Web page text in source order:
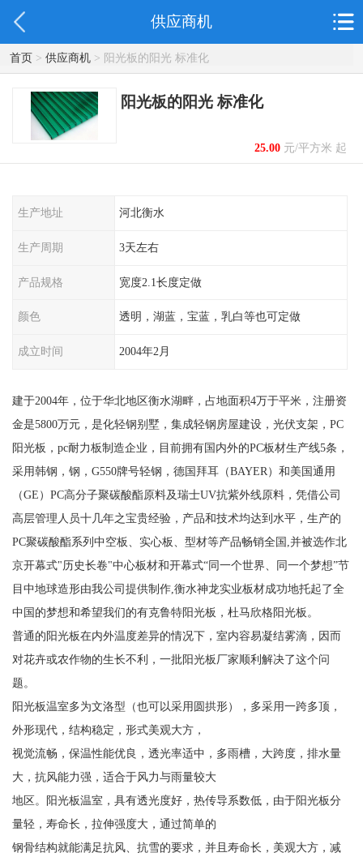
供应商机
首页> 供应商机> 阳光板的阳光 标准化
阳光板的阳光 标准化
25.00元/平方米 起
生产地址 河北衡水
生产周期 3天左右
产品规格 宽度2.1长度定做
颜色 透明，湖蓝，宝蓝，乳白等也可定做
成立时间 2004年2月
建于2004年，位于华北地区衡水湖畔，占地面积4万于平米，注册资
金是5800万元，是化轻钢别墅，集成轻钢房屋建设，光伏支架，PC
阳光板，pc耐力板制造企业，目前拥有国内外的PC板材生产线5条，
采用韩钢，钢，G550牌号轻钢，德国拜耳（BAYER）和美国通用
（GE）PC高分子聚碳酸酯原料及瑞士UV抗紫外线原料，凭借公司
高层管理人员十几年之宝贵经验，产品和技术均达到水平，生产的
PC聚碳酸酯系列中空板、实心板、型材等产品畅销全国,并被选作北
京开幕式"历史长卷"中心板材和开幕式“同一个世界、同一个梦想”节
目中地球造形由我公司提供制作,衡水神龙实业板材成功地托起了全
中国的梦想和希望我们的有克鲁特阳光板，杜马欣格阳光板。
普通的阳光板在内外温度差异的情况下，室内容易凝结雾滴，因而
对花卉或农作物的生长不利，一批阳光板厂家顺利解决了这个问
题。
阳光板温室多为文洛型（也可以采用圆拱形），多采用一跨多顶，
外形现代，结构稳定，形式美观大方，
视觉流畅，保温性能优良，透光率适中，多雨槽，大跨度，排水量
大，抗风能力强，适合于风力与雨量较大
地区。阳光板温室，具有透光度好，热传导系数低，由于阳光板分
量轻，寿命长，拉伸强度大，通过简单的
钢骨结构就能满足抗风、抗雪的要求，并且寿命长，美观大方，减